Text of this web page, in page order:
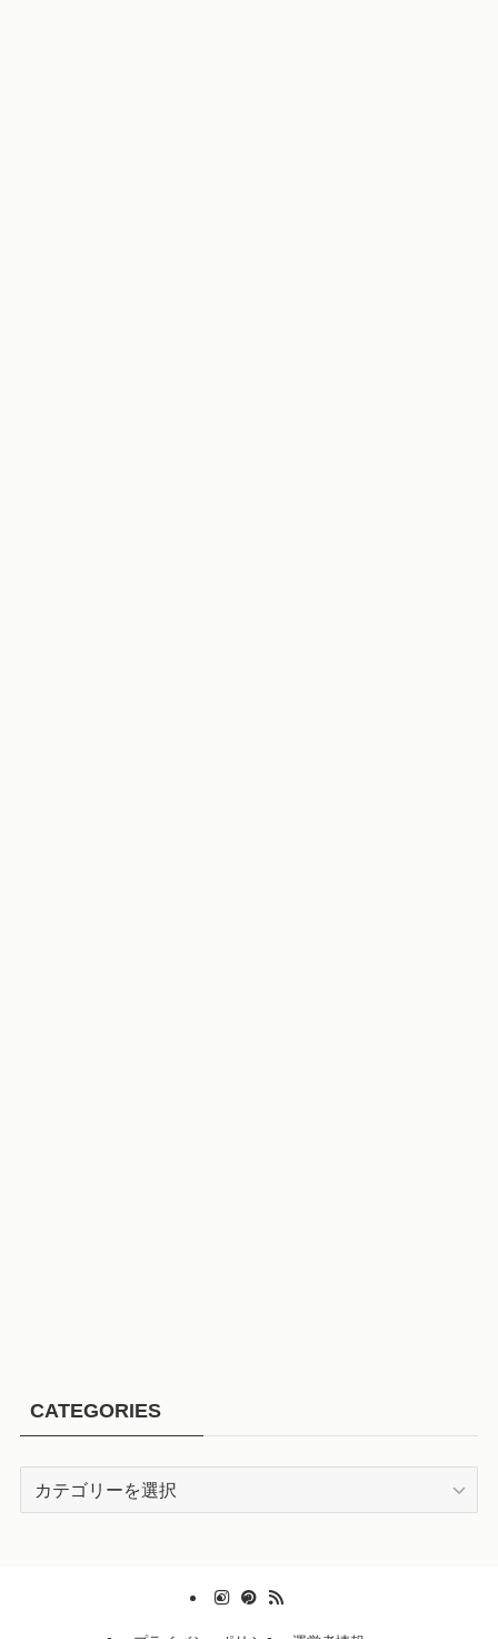
CATEGORIES
CATEGORIES